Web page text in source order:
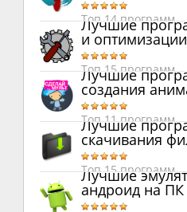
Топ 14 программ
Лучшие
и оптимизации
Топ 15 программ
Лучшие
создания
Топ 11 программ
Лучшие
скачивания
Топ 15 программ
Лучшие
андроид на ПК